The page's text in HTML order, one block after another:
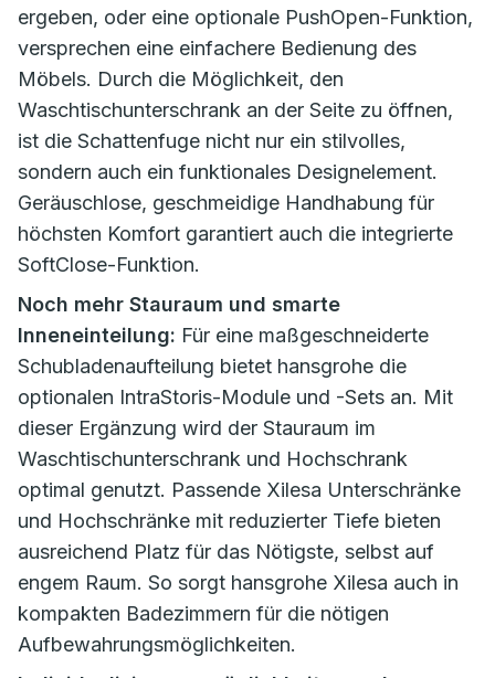
ergeben, oder eine optionale PushOpen-Funktion,
versprechen eine einfachere Bedienung des
Möbels. Durch die Möglichkeit, den
Waschtischunterschrank an der Seite zu öffnen,
ist die Schattenfuge nicht nur ein stilvolles,
sondern auch ein funktionales Designelement.
Geräuschlose, geschmeidige Handhabung für
höchsten Komfort garantiert auch die integrierte
SoftClose-Funktion.
Noch mehr Stauraum und smarte
Inneneinteilung: Für eine maßgeschneiderte
Schubladenaufteilung bietet hansgrohe die
optionalen IntraStoris-Module und -Sets an. Mit
dieser Ergänzung wird der Stauraum im
Waschtischunterschrank und Hochschrank
optimal genutzt. Passende Xilesa Unterschränke
und Hochschränke mit reduzierter Tiefe bieten
ausreichend Platz für das Nötigste, selbst auf
engem Raum. So sorgt hansgrohe Xilesa auch in
kompakten Badezimmern für die nötigen
Aufbewahrungsmöglichkeiten.